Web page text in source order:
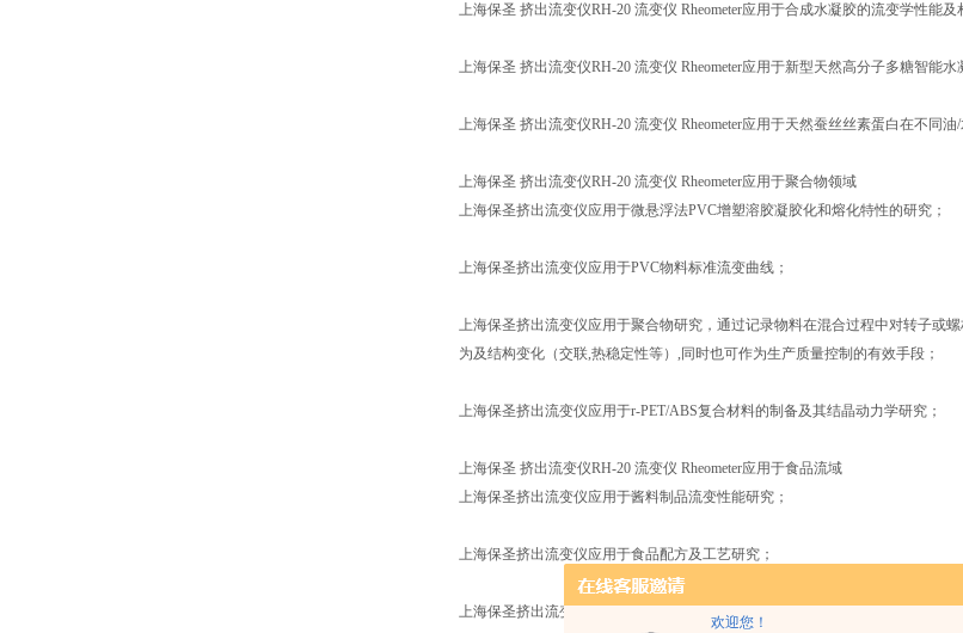
欢迎您！
上海保圣 挤出流变仪RH-20 流变仪 Rheometer应用于合成水凝胶的流变学性能及
上海保圣 挤出流变仪RH-20 流变仪 Rheometer应用于新型天然高分子多糖智能
上海保圣 挤出流变仪RH-20 流变仪 Rheometer应用于天然蚕丝丝素蛋白在不同油
上海保圣 挤出流变仪RH-20 流变仪 Rheometer应用于聚合物领域
上海保圣挤出流变仪应用于微悬浮法PVC增塑溶胶凝胶化和熔化特性的研究；
上海保圣挤出流变仪应用于PVC物料标准流变曲线；
上海保圣挤出流变仪应用于聚合物研究，通过记录物料在混合过程中对转子或
为及结构变化（交联,热稳定性等）,同时也可作为生产质量控制的有效手段；
上海保圣挤出流变仪应用于r-PET/ABS复合材料的制备及其结晶动力学研究；
上海保圣 挤出流变仪RH-20 流变仪 Rheometer应用于食品流域
上海保圣挤出流变仪应用于酱料制品流变性能研究；
上海保圣挤出流变仪应用于食品配方及工艺研究；
上海保圣挤出流变仪应用于在馒头品质分析中的应用浅探；